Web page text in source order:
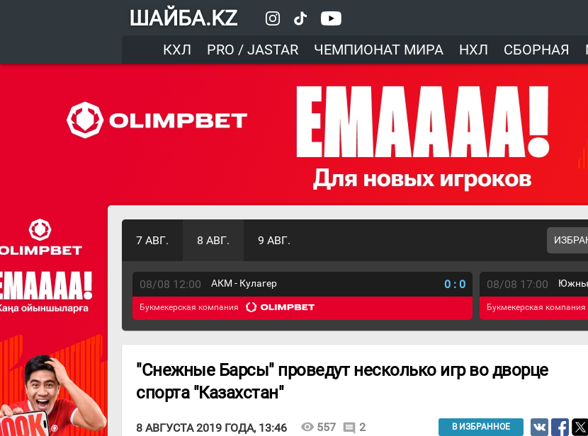
ШАЙБА.KZ
КХЛ
PRO / JASTAR ЧЕМПИОНАТ МИРА НХЛ СБОРНАЯ
7 АВГ. 8 АВГ. 9 АВГ.
08/08 12:00 АКМ - Кулагер 0 : 0
Букмекерская компания
08/08 17:00
Букмекерская компания
"Снежные Барсы" проведут несколько игр во дворце
спорта "Казахстан"
8 АВГУСТА 2019 ГОДА, 13:46 visibility 557 comment 2 В ИЗБРАННОЕ